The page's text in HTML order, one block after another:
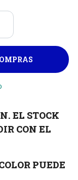
EL STOCK
CON EL
PUEDE